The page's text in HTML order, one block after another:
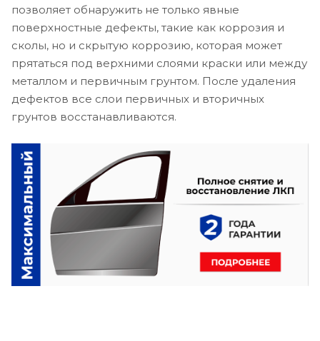
позволяет обнаружить не только явные
поверхностные дефекты, такие как коррозия и
сколы, но и скрытую коррозию, которая может
прятаться под верхними слоями краски или между
металлом и первичным грунтом. После удаления
дефектов все слои первичных и вторичных
грунтов восстанавливаются.